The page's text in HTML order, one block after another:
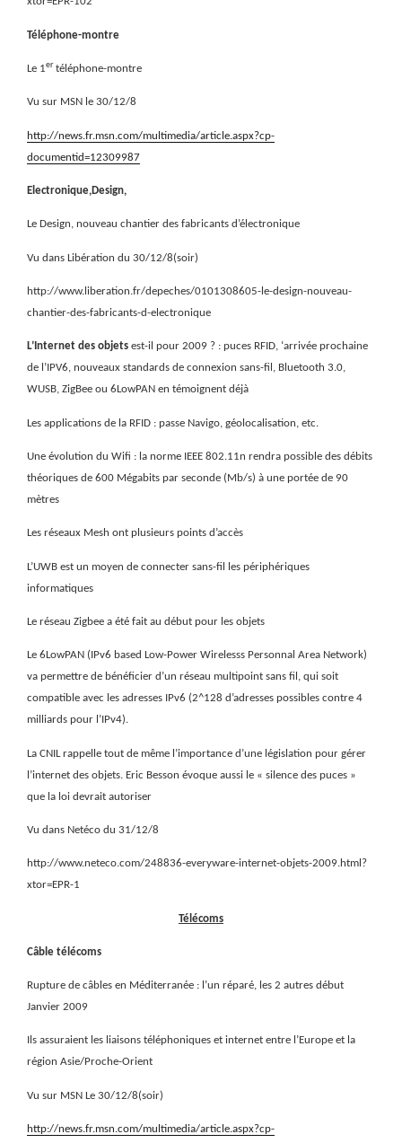
Téléphone-montre
Le 1er téléphone-montre
Vu sur MSN le 30/12/8
http://news.fr.msn.com/multimedia/article.aspx?cp-
documentid=12309987
Electronique,Design,
Le Design, nouveau chantier des fabricants d’électronique
Vu dans Libération du 30/12/8(soir)
http://www.liberation.fr/depeches/0101308605-le-design-nouveau-
chantier-des-fabricants-d-electronique
L’Internet des objets est-il pour 2009 ? : puces RFID, ‘arrivée prochaine
de l’IPV6, nouveaux standards de connexion sans-fil, Bluetooth 3.0,
WUSB, ZigBee ou 6LowPAN en témoignent déjà
Les applications de la RFID : passe Navigo, géolocalisation, etc.
Une évolution du Wifi : la norme IEEE 802.11n rendra possible des débits
théoriques de 600 Mégabits par seconde (Mb/s) à une portée de 90
mètres
Les réseaux Mesh ont plusieurs points d’accès
L’UWB est un moyen de connecter sans-fil les périphériques
informatiques
Le réseau Zigbee a été fait au début pour les objets
Le 6LowPAN (IPv6 based Low-Power Wirelesss Personnal Area Network)
va permettre de bénéficier d’un réseau multipoint sans fil, qui soit
compatible avec les adresses IPv6 (2^128 d’adresses possibles contre 4
milliards pour l’IPv4).
La CNIL rappelle tout de même l’importance d’une législation pour gérer
l’internet des objets. Eric Besson évoque aussi le « silence des puces »
que la loi devrait autoriser
Vu dans Netéco du 31/12/8
http://www.neteco.com/248836-everyware-internet-objets-2009.html?
xtor=EPR-1
Télécoms
Câble télécoms
Rupture de câbles en Méditerranée : l’un réparé, les 2 autres début
Janvier 2009
Ils assuraient les liaisons téléphoniques et internet entre l’Europe et la
région Asie/Proche-Orient
Vu sur MSN Le 30/12/8(soir)
http://news.fr.msn.com/multimedia/article.aspx?cp-